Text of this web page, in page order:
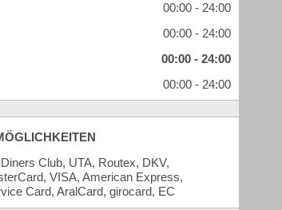
00:00 - 24:00
00:00 - 24:00
00:00 - 24:00
00:00 - 24:00
Club, UTA, Routex, DKV,
VISA, American Express,
Card, AralCard, girocard, EC